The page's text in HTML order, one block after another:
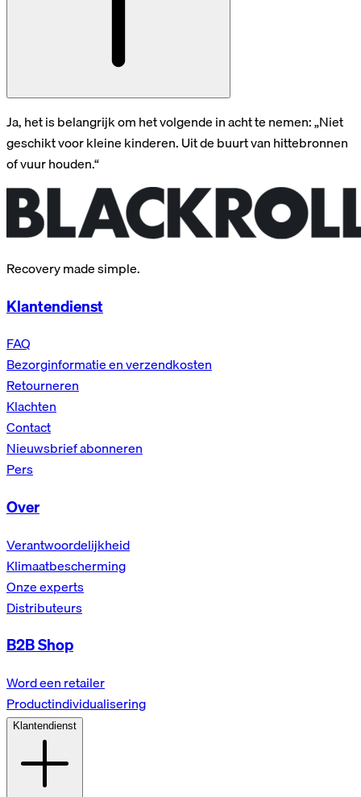
Ja, het is belangrijk om het volgende in acht te nemen: „Niet
geschikt voor kleine kinderen. Uit de buurt van hittebronnen
of vuur houden.“
Recovery made simple.
Klantendienst
FAQ
Bezorginformatie en verzendkosten
Retourneren
Klachten
Contact
Nieuwsbrief abonneren
Pers
Over
Verantwoordelijkheid
Klimaatbescherming
Onze experts
Distributeurs
B2B Shop
Word een retailer
Productindividualisering
Klantendienst